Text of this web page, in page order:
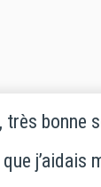
très bonne
j’aidais